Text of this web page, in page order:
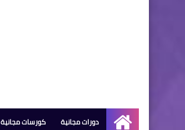
الرئيسية
دورات مجانية كورسات مجانية